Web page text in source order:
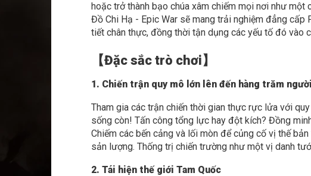
hoặc trở thành bạo chúa xâm chiếm mọi nơi như
Đồ Chi Hạ - Epic War sẽ mang trải nghiệm đẳng
tiết chân thực, đồng thời tận dụng các yếu tố đó vào
【Đặc sắc trò chơi】
1. Chiến trận quy mô lớn lên đến hàng trăm
Tham gia các trận chiến thời gian thực rực lửa với
sống còn! Tấn công tổng lực hay đột kích? Đồng
Chiếm các bến cảng và lối mòn để củng cố vị thế
sản lượng. Thống trị chiến trường như một vị danh
2. Tái hiện thế giới Tam Quốc